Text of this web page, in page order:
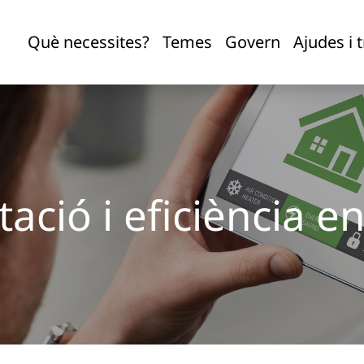
Què necessites? Temes Govern Ajudes i
i eficiència